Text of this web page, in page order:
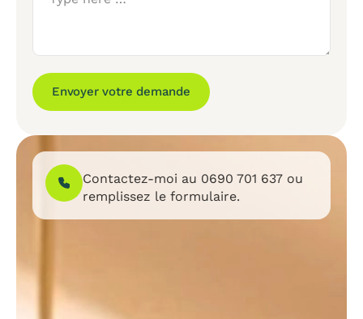
Envoyer votre demande
Contactez-moi au 0690 701 637 ou
remplissez le formulaire.